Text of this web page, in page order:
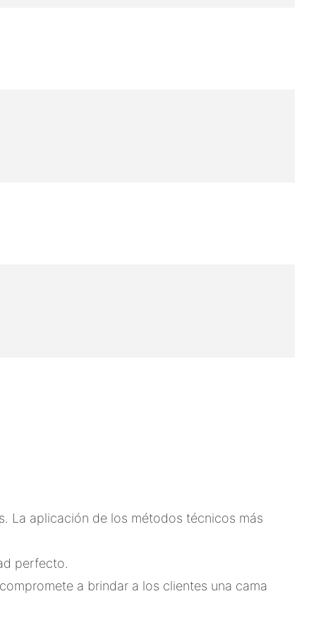
La aplicación de los métodos técnicos más
perfecto.
a brindar a los clientes una cama